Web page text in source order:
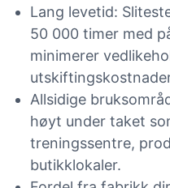
Lang levetid:
50 000 timer med
minimerer
Allsidige
høyt under taket
treningssentre,
butikklokaler.